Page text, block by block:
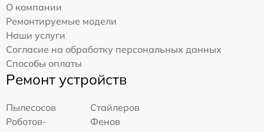
О компании
Ремонтируемые модели
Наши услуги
Согласие на обработку персональных данных
Способы оплаты
Ремонт устройств
Пылесосов
Стайлеров
Роботов-
Фенов